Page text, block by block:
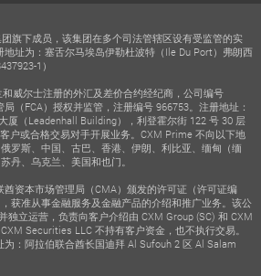
旗下成员，该集团在多个司法管辖区设有受监管的实
地址为：塞舌尔马埃岛伊勒杜波特（Ile Du Port）弗朗西
1）
威尔士注册的外汇及差价合约经纪商，公司编号
（FCA）授权并监管，注册编号 966753。注册地址：
厦（Leadenhall Building），利登霍尔街 122 号 30 层
户或合格交易对手开展业务。CXM Prime 不向以下地
罗斯、中国、古巴、香港、伊朗、利比亚、缅甸（缅
丹、乌克兰、美国和也门。
资本市场管理局（CMA）颁发的许可证（许可证编
获准从事金融服务及金融产品的介绍和推广业务。该公
独立运营，负责向客户介绍由 CXM Group (SC) 和 CXM
Securities LLC 不持有客户资金，也不执行交易。
：阿拉伯联合酋长国迪拜 Al Sufouh 2 区 Al Salam